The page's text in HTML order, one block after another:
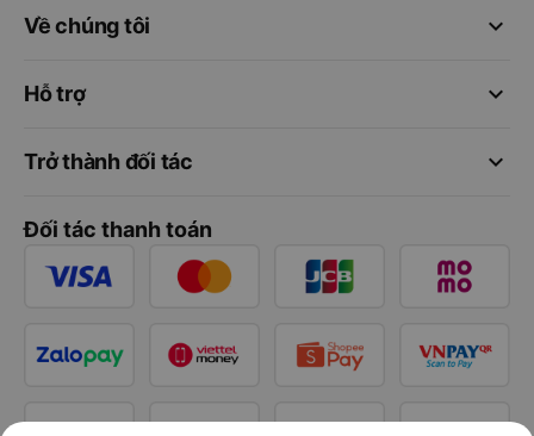
keyboard_arrow_down
Về chúng tôi
keyboard_arrow_down
Hỗ trợ
keyboard_arrow_down
Trở thành đối tác
Đối tác thanh toán